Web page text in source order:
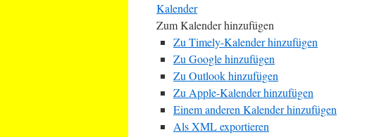
Kalender
Zum Kalender hinzufügen
Zu Timely-Kalender hinzufügen
Zu Google hinzufügen
Zu Outlook hinzufügen
Zu Apple-Kalender hinzufügen
Einem anderen Kalender hinzufügen
Als XML exportieren